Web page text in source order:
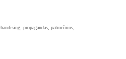
propagandas, patrocínios,